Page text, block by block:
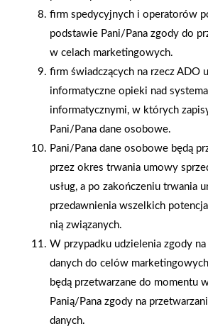
naszych produktów
Oferujemy zakupy
telefoniczne
na
Mrówka Brzozów
ul. Kościuszki 23, 36-200
E-mail:
firm spedycyjnych i operatorów
podstawie Pani/Pana zgody do
w celach marketingowych.
firm świadczących na rzecz ADO
informatyczne opieki nad
informatycznymi, w których
Pani/Pana dane osobowe.
Pani/Pana dane osobowe będą
przez okres trwania umowy
usług, a po zakończeniu trwania
przedawnienia wszelkich
nią związanych.
W przypadku udzielenia zgody
danych do celów
będą przetwarzane do momentu
Panią/Pana zgody na
danych.